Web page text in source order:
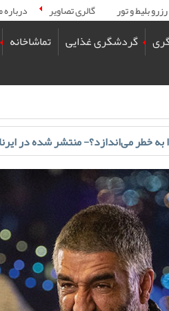
رزرو بلیط و تور گالری تصاویر درباره
گردشگری غذایی تماشاخانه
به خطر می‌اندازد؟- منتشر شده در ایرنا